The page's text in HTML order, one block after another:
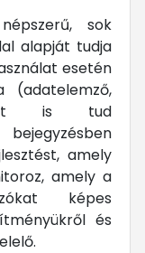
sok
alapját tudja
esetén
(adatelemző,
is tud
amely
amely a
képes
és